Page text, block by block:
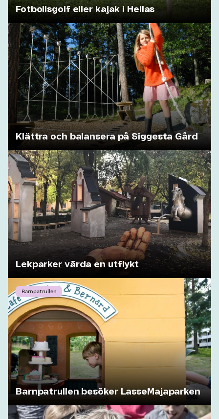
Fotbollsgolf eller kajak i Hellas
Klättra och balansera på Siggesta Gård
Lekparker värda en utflykt
Barnpatrullen
Barnpatrullen besöker LasseMajaparken